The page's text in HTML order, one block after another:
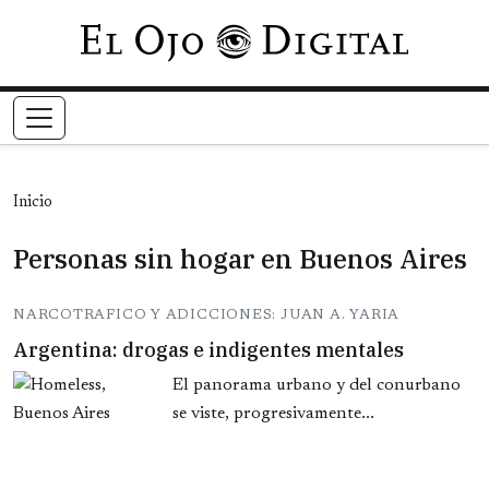
Pasar al contenido principal
Inicio
Personas sin hogar en Buenos Aires
NARCOTRAFICO Y ADICCIONES: JUAN A. YARIA
Argentina: drogas e indigentes mentales
El panorama urbano y del conurbano
se viste, progresivamente...